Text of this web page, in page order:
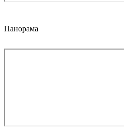
Панорама